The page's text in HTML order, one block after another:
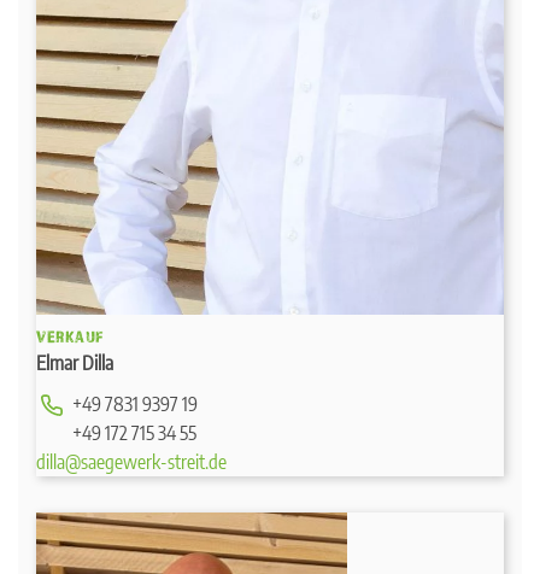
VERKAUF
Elmar Dilla
+49 7831 9397 19
+49 172 715 34 55
dilla@saegewerk-streit.de